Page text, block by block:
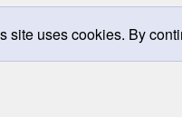
diện Change width
site uses cookies. By